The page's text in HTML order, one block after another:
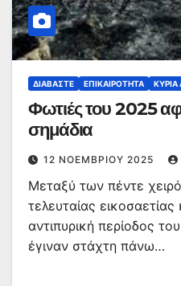
ΔΙΑΒΆΣΤΕ ΕΠΙΚΑΙΡΌΤΗΤΑ ΚΥΡΙΑ
Φωτιές του 2025
σημάδια
12 ΝΟΕΜΒΡΊΟΥ 2025
Μεταξύ των πέντε
τελευταίας
αντιπυρική περίοδος
έγιναν στάχτη πάνω…